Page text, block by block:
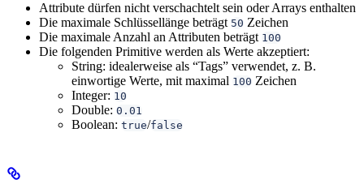
Attribute dürfen nicht verschachtelt sein oder Arrays enthalten
Die maximale Schlüssellänge beträgt 50 Zeichen
Die maximale Anzahl an Attributen beträgt 100
Die folgenden Primitive werden als Werte akzeptiert:
String: idealerweise als “Tags” verwendet, z. B.
einwortige Werte, mit maximal 100 Zeichen
Integer: 10
Double: 0.01
Boolean: true/false